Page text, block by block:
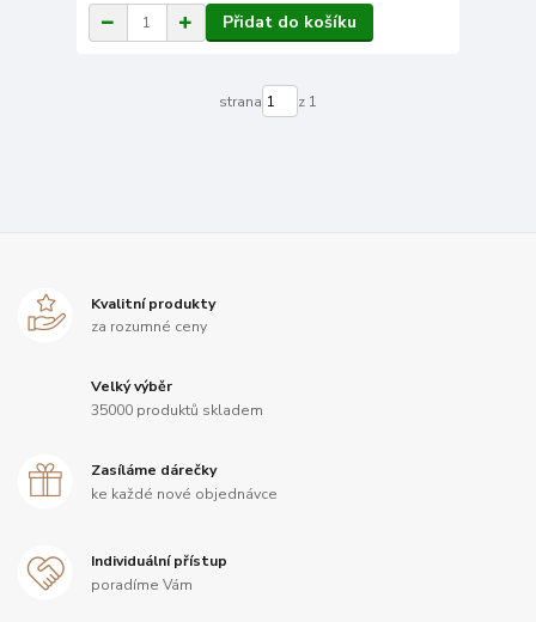
Přidat do košíku
strana z 1
Kvalitní produkty
za rozumné ceny
Velký výběr
35000 produktů skladem
Zasíláme dárečky
ke každé nové objednávce
Individuální přístup
poradíme Vám